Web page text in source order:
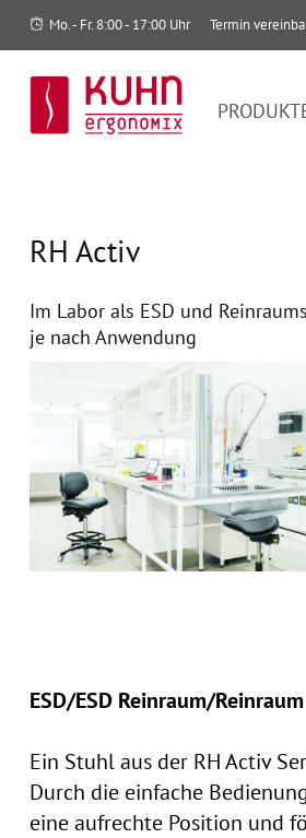
Mo. - Fr. 8:00 - 17:00 Uhr Termin
RH Activ
Im Labor als ESD und
je nach Anwendung
ESD/ESD Reinraum/
Ein Stuhl aus der RH Activ
Durch die einfache
eine aufrechte Position und